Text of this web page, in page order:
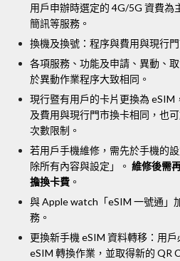
用戶申辦時選定的 4G/5G 資費為
簡訊等服務。
換機及換號：程序與費用與現行門
各項服務、功能及申請、異動、
於異動作業程序大致相同。
現行暨有用戶的卡片更換為 eSIM
及費用與現行門市換卡相同，也
次數限制。
若用戶手機維修，需先於手機的
除所有內容與設定」。 維修後需
擔換卡費。
與 Apple watch「eSIM 一號通」
務。
更換新手機 eSIM 資料轉移：用
eSIM 轉換作業，並取得新的 QR